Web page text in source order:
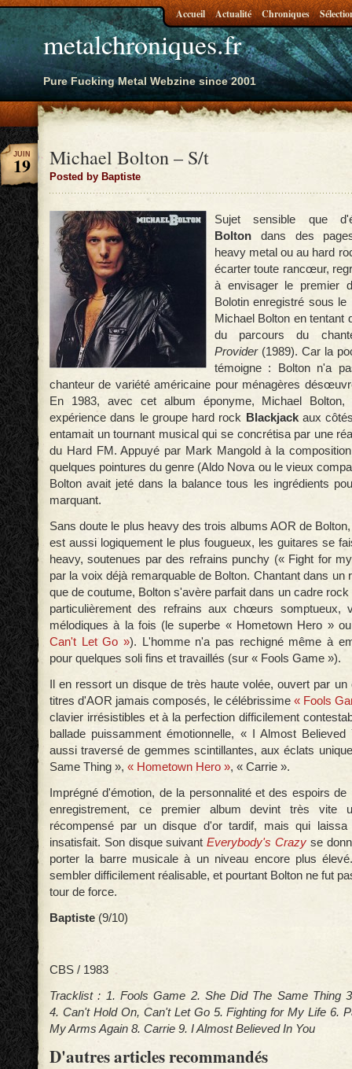
metalchroniques.fr
Pure Fucking Metal Webzine since 2001
Accueil Actualité Chroniques
Michael Bolton – S/t
Posted by Baptiste
JUIN
19
Sujet sensible que
Bolton dans des
heavy metal ou au hard
écarter toute rancœur,
à envisager le premier
Bolotin enregistré sous
Michael Bolton en tentant
du parcours du
Provider(1989). Car la
témoigne : Bolton n'a
chanteur de variété américaine pour ménagères
En 1983, avec cet album éponyme, Michael
expérience dans le groupe hard rock Blackjackaux
entamait un tournant musical qui se concrétisa par une
du Hard FM. Appuyé par Mark Mangold à la
quelques pointures du genre (Aldo Nova ou le vieux
Bolton avait jeté dans la balance tous les ingrédients
marquant.
Sans doute le plus heavy des trois albums AOR de
est aussi logiquement le plus fougueux, les guitares se
heavy, soutenues par des refrains punchy (« Fight for
par la voix déjà remarquable de Bolton. Chantant dans
que de coutume, Bolton s'avère parfait dans un cadre rock
particulièrement des refrains aux chœurs somptueux,
mélodiques à la fois (le superbe « Hometown Hero »
Can't Let Go »). L'homme n'a pas rechigné même à
pour quelques soli fins et travaillés (sur « Fools Game »).
Il en ressort un disque de très haute volée, ouvert par un
titres d'AOR jamais composés, le célébrissime « Fools
clavier irrésistibles et à la perfection difficilement
ballade puissamment émotionnelle, « I Almost
aussi traversé de gemmes scintillantes, aux éclats
Same Thing », « Hometown Hero », « Carrie ».
Imprégné d'émotion, de la personnalité et des espoirs
enregistrement, ce premier album devint très vite
récompensé par un disque d'or tardif, mais qui laissa
insatisfait. Son disque suivantEverybody's Crazy se
porter la barre musicale à un niveau encore plus
sembler difficilement réalisable, et pourtant Bolton ne fut
tour de force.
Baptiste(9/10)
CBS / 1983
Tracklist : 1. Fools Game 2. She Did The Same Thing
4. Can't Hold On, Can't Let Go 5. Fighting for My Life 6.
My Arms Again 8. Carrie 9. I Almost Believed In You
D'autres articles recommandés